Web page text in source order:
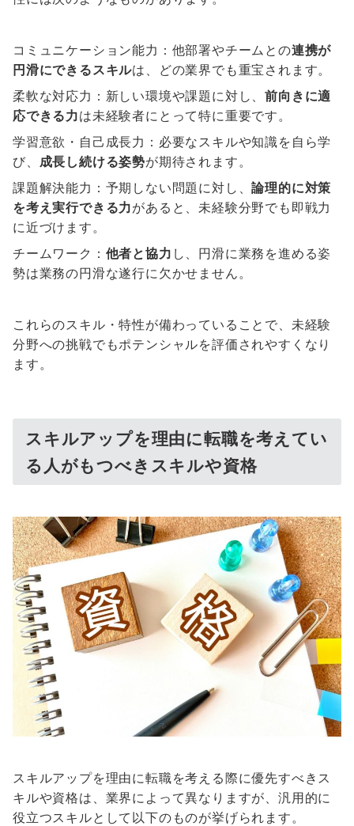
コミュニケーション能力：他部署やチームとの連携が
円滑にできるスキルは、どの業界でも重宝されます。
柔軟な対応力：新しい環境や課題に対し、前向きに適
応できる力は未経験者にとって特に重要です。
学習意欲・自己成長力：必要なスキルや知識を自ら学
び、 成長し続ける姿勢が期待されます。
課題解決能力：予期しない問題に対し、論理的に対策
を考え実行できる力があると、未経験分野でも即戦力
に近づけます。
チームワーク： 他者と協力 し、円滑に業務を進める姿
勢は業務の円滑な遂行に欠かせません。
これらのスキル・特性が備わっていることで、未経験
分野への挑戦でもポテンシャルを評価されやすくなり
ます。
スキルアップを理由に転職を考えてい
る人がもつべきスキルや資格
スキルアップを理由に転職を考える際に優先すべきス
キルや資格は、業界によって異なりますが、汎用的に
役立つスキルとして以下のものが挙げられます。